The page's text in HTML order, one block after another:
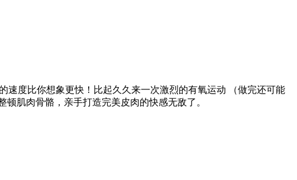
度比你想象更快！比起久久来一次激烈的有氧运动 （做完还可能
肌肉骨骼，亲手打造完美皮肉的快感无敌了。